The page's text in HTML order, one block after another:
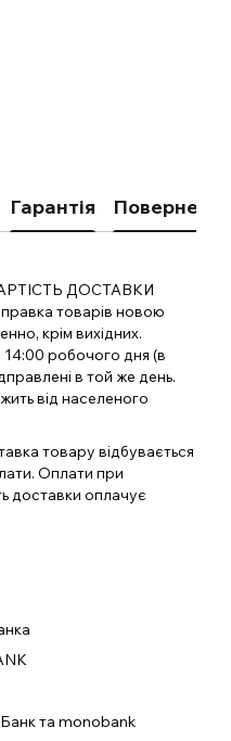
Гарантія
ДОСТАВКИ
товарів новою
крім вихідних.
робочого дня (в
в той же день.
від населеного
товару відбувається
Оплати при
доставки оплачує
та monobank